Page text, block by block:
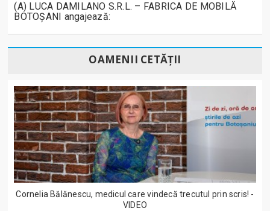
(A) LUCA DAMILANO S.R.L. – FABRICA DE MOBILĂ
BOTOȘANI angajează:
OAMENII CETĂȚII
Cornelia Bălănescu, medicul care vindecă trecutul prin scris! -
VIDEO